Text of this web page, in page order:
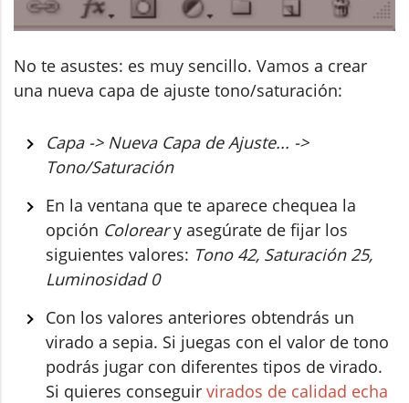
No te asustes: es muy sencillo. Vamos a crear
una nueva capa de ajuste tono/saturación:
Capa -> Nueva Capa de Ajuste... ->
Tono/Saturación
En la ventana que te aparece chequea la
opción Coloreary asegúrate de fijar los
siguientes valores: Tono 42, Saturación 25,
Luminosidad 0
Con los valores anteriores obtendrás un
virado a sepia. Si juegas con el valor de tono
podrás jugar con diferentes tipos de virado.
Si quieres conseguir virados de calidad echa